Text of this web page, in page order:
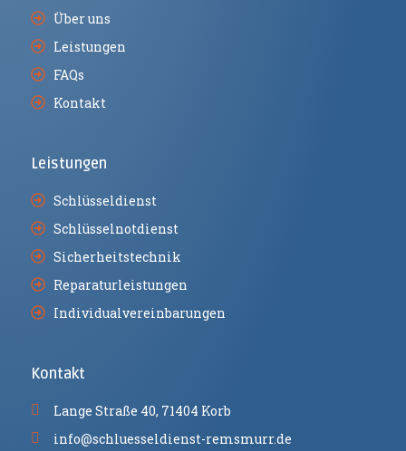
Über uns
Leistungen
FAQs
Kontakt
Leistungen
Schlüsseldienst
Schlüsselnotdienst
Sicherheitstechnik
Reparaturleistungen
Individualvereinbarungen
Kontakt
Lange Straße 40, 71404 Korb
info@schluesseldienst-remsmurr.de